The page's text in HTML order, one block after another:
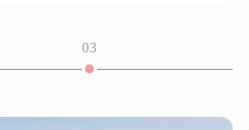
03